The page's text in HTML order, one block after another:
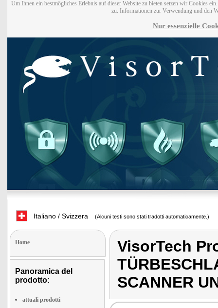
Um Ihnen ein bestmögliches Erlebnis auf dieser Website zu bieten setzen wir Cookies
zu. Informationen zur Verwendung und den
Nur essenzielle
Italiano / Svizzera (Alcuni testi sono stati tradotti automaticamente.)
Home
Panoramica del
prodotto:
attuali prodotti
VisorTech
SCANNER